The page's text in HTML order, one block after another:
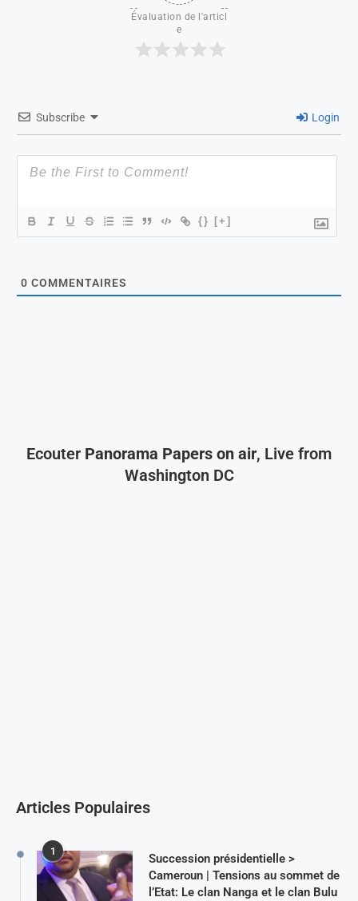
Évaluation de l'articl
e
Subscribe Login
{} [+]
0 COMMENTAIRES
Ecouter Panorama Papers on air, Live from
Washington DC
Articles Populaires
1
Succession présidentielle >
Cameroun | Tensions au sommet de
l’Etat: Le clan Nanga et le clan Bulu